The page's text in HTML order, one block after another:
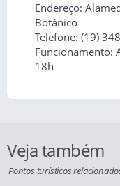
Endereço:
Botânico
Telefone: (19)
Funcionamento:
18h
Veja também
Pontos turísticos